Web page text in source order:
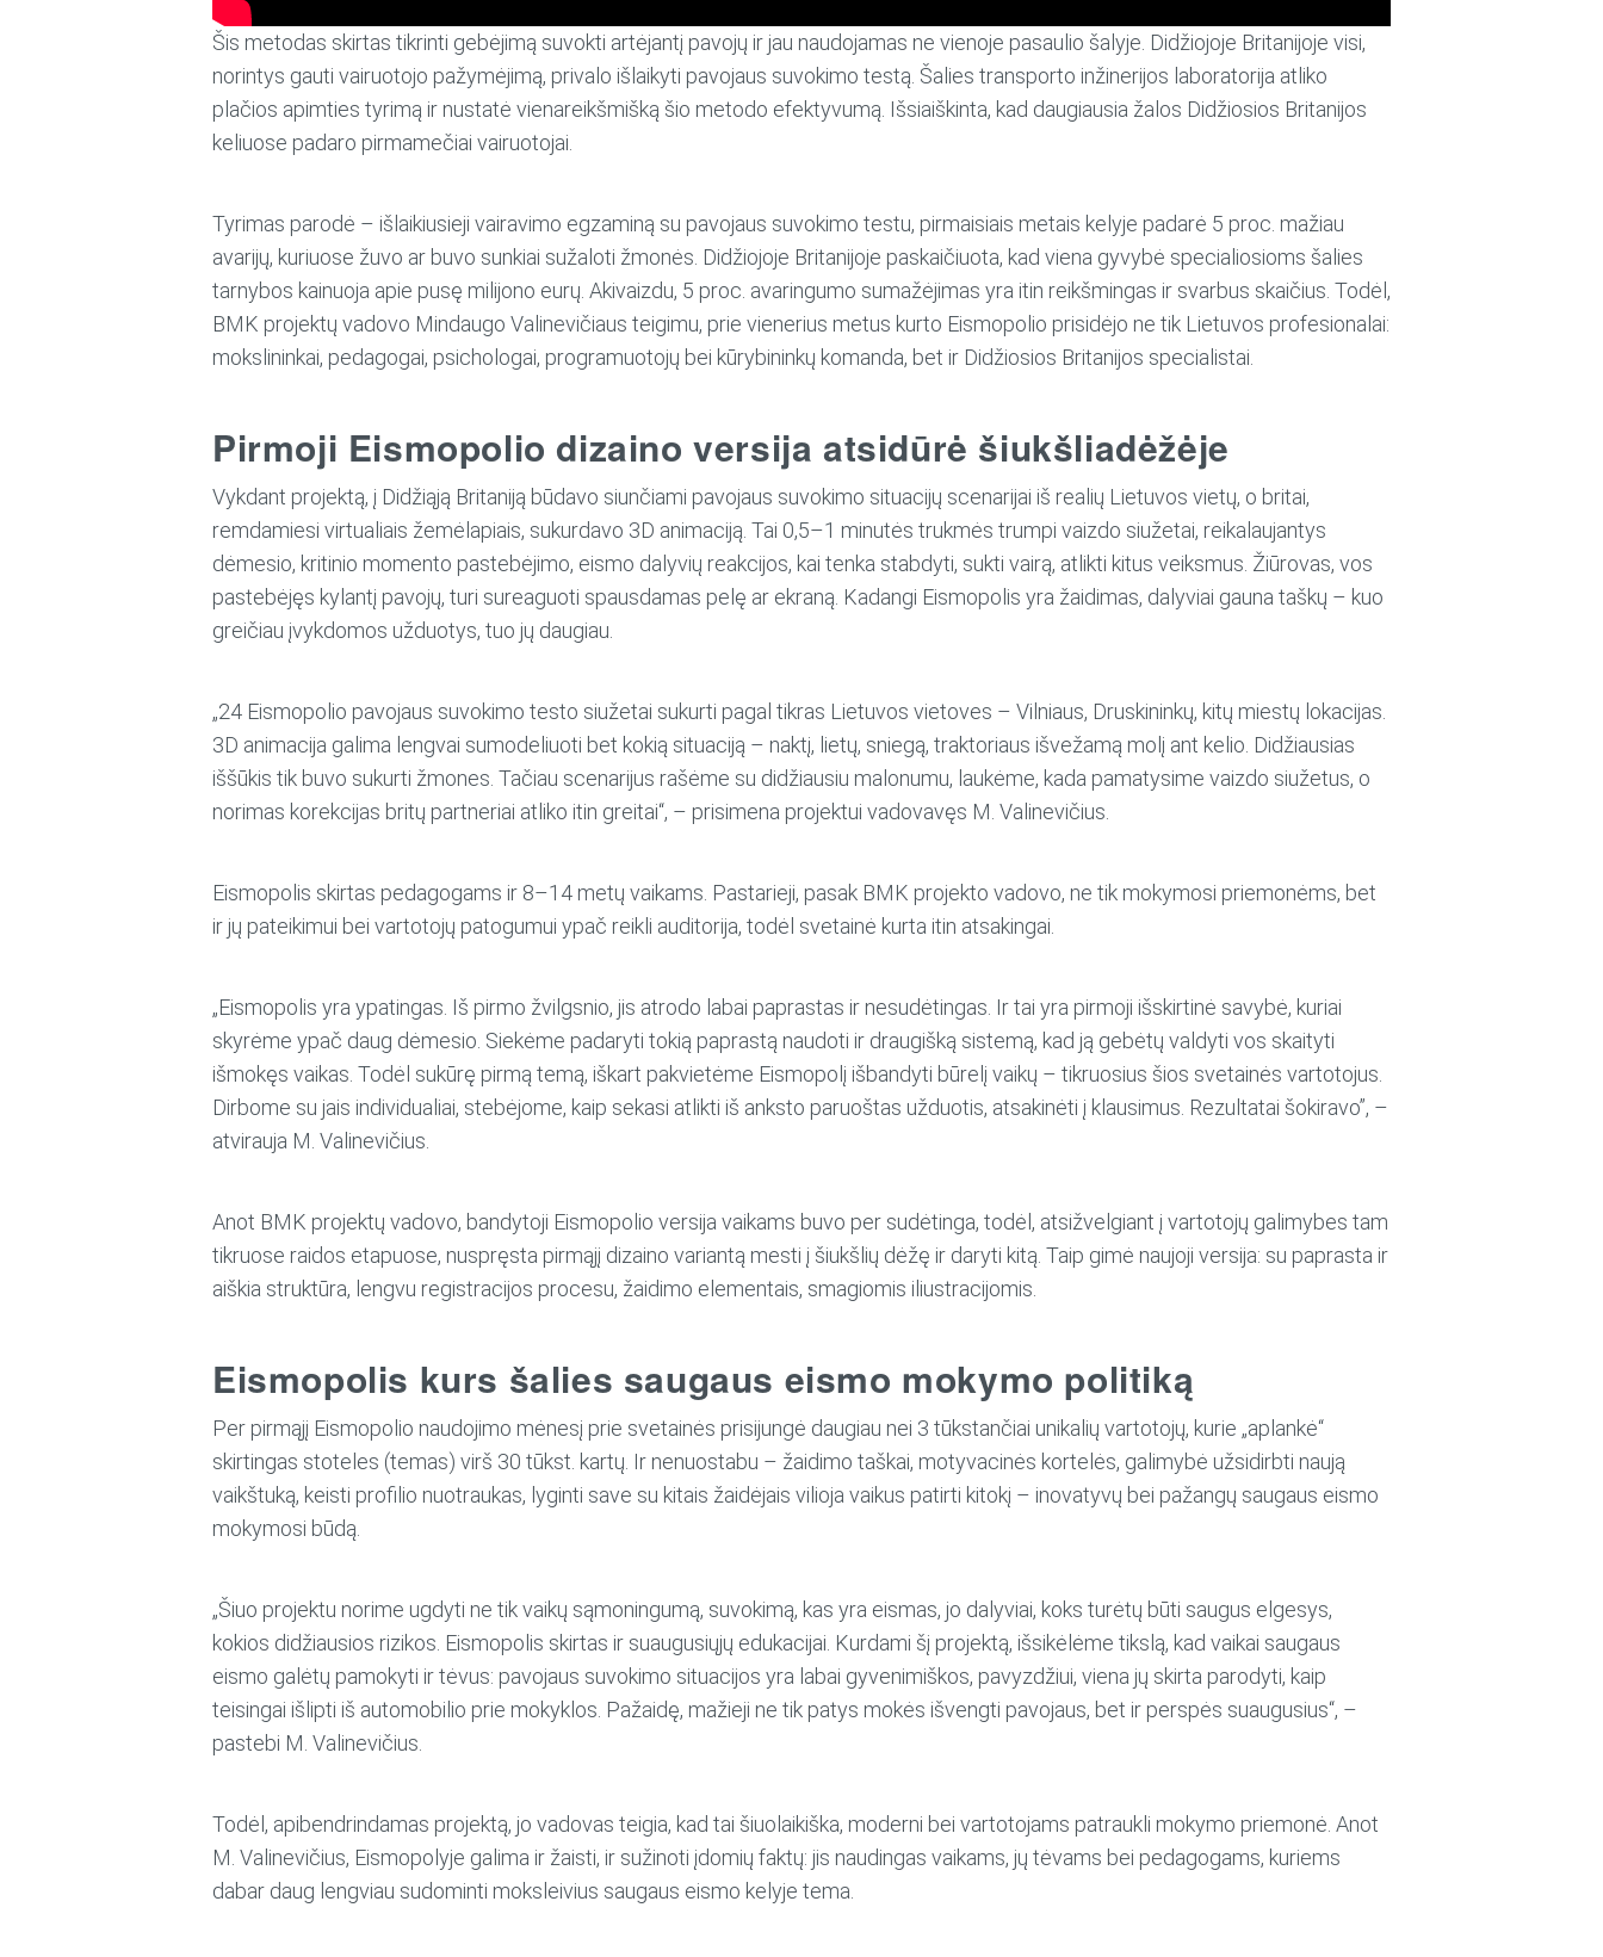
Šis metodas skirtas tikrinti gebėjimą suvokti artėjantį pavojų ir jau naudojamas ne vienoje pasaulio šalyje. Didžiojoje Britanijoje visi,
norintys gauti vairuotojo pažymėjimą, privalo išlaikyti pavojaus suvokimo testą. Šalies transporto inžinerijos laboratorija atliko
plačios apimties tyrimą ir nustatė vienareikšmišką šio metodo efektyvumą. Išsiaiškinta, kad daugiausia žalos Didžiosios Britanijos
keliuose padaro pirmamečiai vairuotojai.
Tyrimas parodė – išlaikiusieji vairavimo egzaminą su pavojaus suvokimo testu, pirmaisiais metais kelyje padarė 5 proc. mažiau
avarijų, kuriuose žuvo ar buvo sunkiai sužaloti žmonės. Didžiojoje Britanijoje paskaičiuota, kad viena gyvybė specialiosioms šalies
tarnybos kainuoja apie pusę milijono eurų. Akivaizdu, 5 proc. avaringumo sumažėjimas yra itin reikšmingas ir svarbus skaičius. Todėl,
BMK projektų vadovo Mindaugo Valinevičiaus teigimu, prie vienerius metus kurto Eismopolio prisidėjo ne tik Lietuvos profesionalai:
mokslininkai, pedagogai, psichologai, programuotojų bei kūrybininkų komanda, bet ir Didžiosios Britanijos specialistai.
Pirmoji Eismopolio dizaino versija atsidūrė šiukšliadėžėje
Vykdant projektą, į Didžiąją Britaniją būdavo siunčiami pavojaus suvokimo situacijų scenarijai iš realių Lietuvos vietų, o britai,
remdamiesi virtualiais žemėlapiais, sukurdavo 3D animaciją. Tai 0,5–1 minutės trukmės trumpi vaizdo siužetai, reikalaujantys
dėmesio, kritinio momento pastebėjimo, eismo dalyvių reakcijos, kai tenka stabdyti, sukti vairą, atlikti kitus veiksmus. Žiūrovas, vos
pastebėjęs kylantį pavojų, turi sureaguoti spausdamas pelę ar ekraną. Kadangi Eismopolis yra žaidimas, dalyviai gauna taškų – kuo
greičiau įvykdomos užduotys, tuo jų daugiau.
„24 Eismopolio pavojaus suvokimo testo siužetai sukurti pagal tikras Lietuvos vietoves – Vilniaus, Druskininkų, kitų miestų lokacijas.
3D animacija galima lengvai sumodeliuoti bet kokią situaciją – naktį, lietų, sniegą, traktoriaus išvežamą molį ant kelio. Didžiausias
iššūkis tik buvo sukurti žmones. Tačiau scenarijus rašėme su didžiausiu malonumu, laukėme, kada pamatysime vaizdo siužetus, o
norimas korekcijas britų partneriai atliko itin greitai“, – prisimena projektui vadovavęs M. Valinevičius.
Eismopolis skirtas pedagogams ir 8–14 metų vaikams. Pastarieji, pasak BMK projekto vadovo, ne tik mokymosi priemonėms, bet
ir jų pateikimui bei vartotojų patogumui ypač reikli auditorija, todėl svetainė kurta itin atsakingai.
„Eismopolis yra ypatingas. Iš pirmo žvilgsnio, jis atrodo labai paprastas ir nesudėtingas. Ir tai yra pirmoji išskirtinė savybė, kuriai
skyrėme ypač daug dėmesio. Siekėme padaryti tokią paprastą naudoti ir draugišką sistemą, kad ją gebėtų valdyti vos skaityti
išmokęs vaikas. Todėl sukūrę pirmą temą, iškart pakvietėme Eismopolį išbandyti būrelį vaikų – tikruosius šios svetainės vartotojus.
Dirbome su jais individualiai, stebėjome, kaip sekasi atlikti iš anksto paruoštas užduotis, atsakinėti į klausimus. Rezultatai šokiravo”, –
atvirauja M. Valinevičius.
Anot BMK projektų vadovo, bandytoji Eismopolio versija vaikams buvo per sudėtinga, todėl, atsižvelgiant į vartotojų galimybes tam
tikruose raidos etapuose, nuspręsta pirmąjį dizaino variantą mesti į šiukšlių dėžę ir daryti kitą. Taip gimė naujoji versija: su paprasta ir
aiškia struktūra, lengvu registracijos procesu, žaidimo elementais, smagiomis iliustracijomis.
Eismopolis kurs šalies saugaus eismo mokymo politiką
Per pirmąjį Eismopolio naudojimo mėnesį prie svetainės prisijungė daugiau nei 3 tūkstančiai unikalių vartotojų, kurie „aplankė“
skirtingas stoteles (temas) virš 30 tūkst. kartų. Ir nenuostabu – žaidimo taškai, motyvacinės kortelės, galimybė užsidirbti naują
vaikštuką, keisti profilio nuotraukas, lyginti save su kitais žaidėjais vilioja vaikus patirti kitokį – inovatyvų bei pažangų saugaus eismo
mokymosi būdą.
„Šiuo projektu norime ugdyti ne tik vaikų sąmoningumą, suvokimą, kas yra eismas, jo dalyviai, koks turėtų būti saugus elgesys,
kokios didžiausios rizikos. Eismopolis skirtas ir suaugusiųjų edukacijai. Kurdami šį projektą, išsikėlėme tikslą, kad vaikai saugaus
eismo galėtų pamokyti ir tėvus: pavojaus suvokimo situacijos yra labai gyvenimiškos, pavyzdžiui, viena jų skirta parodyti, kaip
teisingai išlipti iš automobilio prie mokyklos. Pažaidę, mažieji ne tik patys mokės išvengti pavojaus, bet ir perspės suaugusius“, –
pastebi M. Valinevičius.
Todėl, apibendrindamas projektą, jo vadovas teigia, kad tai šiuolaikiška, moderni bei vartotojams patraukli mokymo priemonė. Anot
M. Valinevičius, Eismopolyje galima ir žaisti, ir sužinoti įdomių faktų: jis naudingas vaikams, jų tėvams bei pedagogams, kuriems
dabar daug lengviau sudominti moksleivius saugaus eismo kelyje tema.